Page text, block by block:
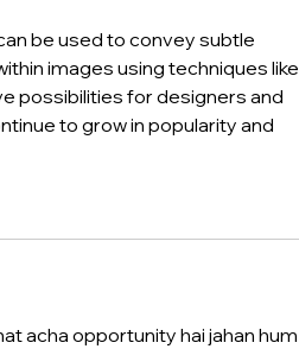
be used to convey subtle
images using techniques like
possibilities for designers and
to grow in popularity and
acha opportunity hai jahan hum